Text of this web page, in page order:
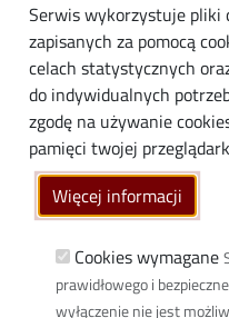
Serwis wykorzystuje pliki
zapisanych za pomocą
celach statystycznych
do indywidualnych
zgodę na używanie
pamięci twojej
Więcej informacji
Cookies wymagane
prawidłowego i
wyłączenie nie jest
Biznes
Media
Społeczność lokalna
Linki
Wikamp
Poczta elektroniczna
Biblioteka PŁ
Dyscypliny naukowe w